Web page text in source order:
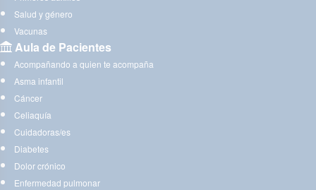
Salud y género
Vacunas
Aula de Pacientes
Acompañando a quien te acompaña
Asma infantil
Cáncer
Celiaquía
Cuidadoras/es
Diabetes
Dolor crónico
Enfermedad pulmonar